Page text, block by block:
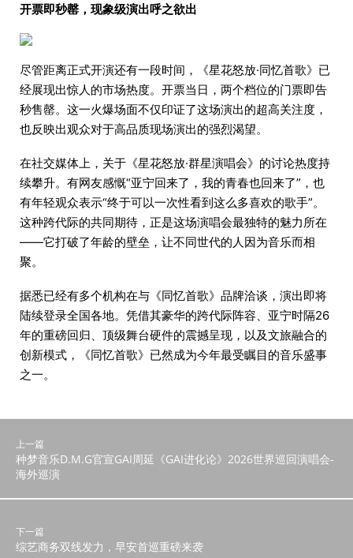
开票即秒罄，现象级演出呼之欲出
尽管距离正式开演还有一段时间，《星花怒放·同忆首歌》已
经展现出惊人的市场热度。开票当日，两个档位的门票即告
秒售罄。这一火爆场面不仅印证了这场演出的超高关注度，
也反映出观众对于高品质现场演出的强烈渴望。
在社交媒体上，关于《星花怒放·群星演唱会》的讨论热度持
续攀升。有网友感慨“亚宁回来了，我的青春也回来了”，也
有年轻观众表示“终于可以一次性看到这么多喜欢的歌手”。
这种跨代际的共同期待，正是这场演唱会最独特的魅力所在
——它打破了年龄的壁垒，让不同世代的人因为音乐而相
聚。
据悉已经有多个机构在与《同忆首歌》品牌洽谈，演出即将
陆续登录全国各地。凭借其豪华的跨代际阵容、亚宁时隔26
年的重磅回归、顶级舞台硬件的震撼呈现，以及文旅融合的
创新模式，《同忆首歌》已然成为今年最受瞩目的音乐盛事
之一。
上一篇
种梦音乐D.M.G官宣GAI周延《GAI进化论》2026世界巡回演唱会-
海外巡演
下一篇
综艺商务双线发力，早安首巡重磅来袭